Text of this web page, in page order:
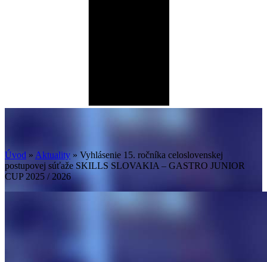
Úvod » Aktuality » Vyhlásenie 15. ročníka celoslovenskej
postupovej súťaže SKILLS SLOVAKIA – GASTRO JUNIOR
CUP 2025 / 2026